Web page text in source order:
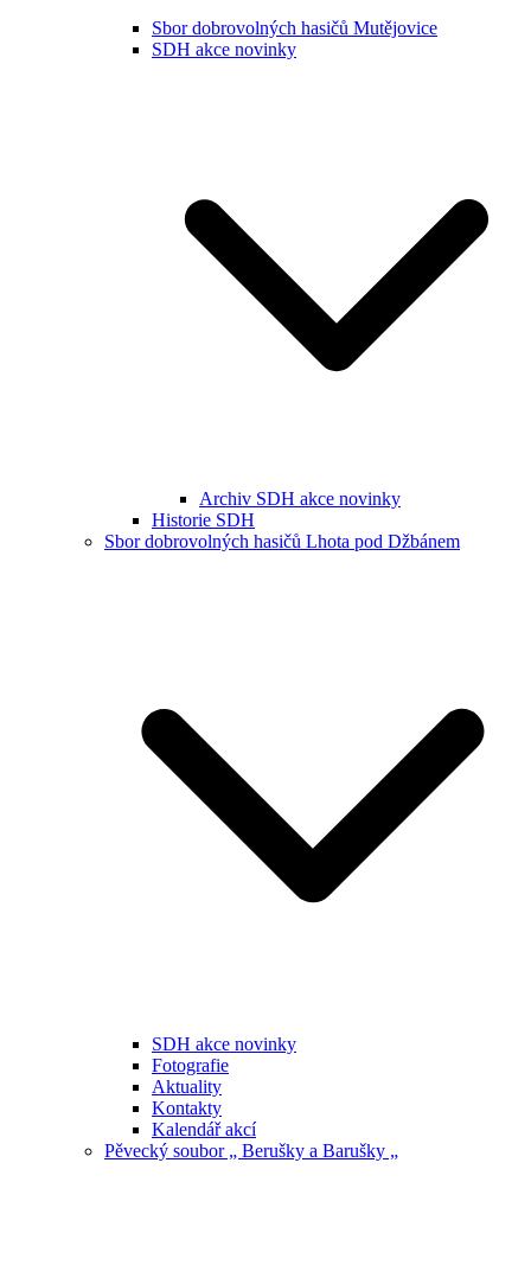
Sbor dobrovolných hasičů Mutějovice
SDH akce novinky
Archiv SDH akce novinky
Historie SDH
Sbor dobrovolných hasičů Lhota pod Džbánem
SDH akce novinky
Fotografie
Aktuality
Kontakty
Kalendář akcí
Pěvecký soubor „ Berušky a Barušky „